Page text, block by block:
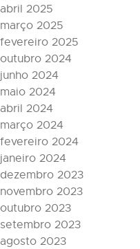
abril 2025
março 2025
fevereiro 2025
outubro 2024
junho 2024
maio 2024
abril 2024
março 2024
fevereiro 2024
janeiro 2024
dezembro 2023
novembro 2023
outubro 2023
setembro 2023
agosto 2023